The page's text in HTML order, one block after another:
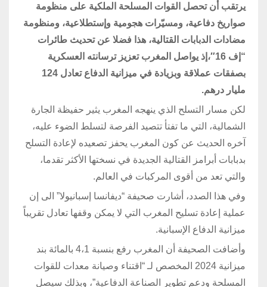
يرتقب أن تحصل القوات المسلحة الملكية على منظومة
صواريخ دفاعية، ومسيّرات هجومية وإستطلاعية، ومنظومة
مضادات الدبابات القتالية، هذا فضلا عن تحديث طائرات
“إف 16″،إذ يواصل المغرب تعزيز ترسانته العسكرية
بصفقات عملاقة وبزيادة في ميزانية الدفاع تعادل 124
مليار درهم.
لكن مسار التسلح الذي ينهجه المغرب يثير حفيظة الجارة
الشمالية، التي ما تفتأ تتصيد الفرصة لتسلط الضوء عليه،
آخره الحديث عن كون المغرب يحفز تصعيده لإعادة التسلح
بدبابات أبرامز القتالية الجديدة في نسختها الأكثر تقدما،
والتي تعد من أقوى المركبات في العالم.
وفي هذا الصدد، أشارت صحيفة “ديفانسا إسبانيولا” الى إن
عملية إعادة تسليح المغرب التي لا يمكن وقفها تعادل تقريباً
ميزانية الدفاع الإسبانية.
وأضافت الصحيفة أن المغرب رفع بنسبة 4،1 بالمائة بند
ميزانية 2024 المخصص لـ “اقتناء وصيانة معدات للقوات
المسلحة ودعم تطوير الصناعة الدفاعية”، وبذلك سيصل